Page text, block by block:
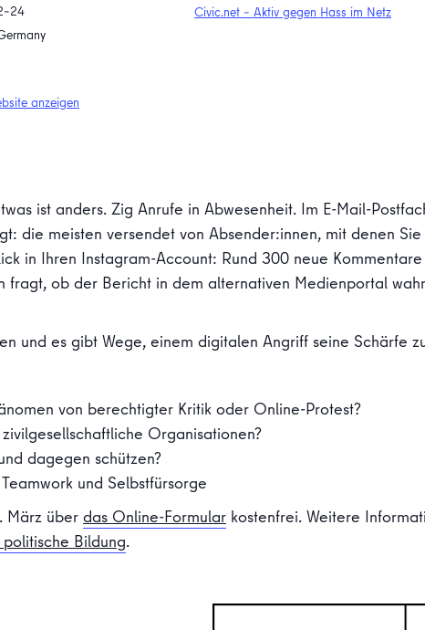
anzeigen
Civic.net – Aktiv gegen Hass im Netz
ist anders. Zig Anrufe in Abwesenheit. Im E-Mail-
die meisten versendet von Absender:innen, mit denen Sie
in Ihren Instagram-Account: Rund 300 neue
fragt, ob der Bericht in dem alternativen Medienportal
und es gibt Wege, einem digitalen Angriff seine Schärfe
von berechtigter Kritik oder Online-Protest?
Organisationen?
dagegen schützen?
und Selbstfürsorge
März über das Online-Formular kostenfrei. Weitere
Bildung.